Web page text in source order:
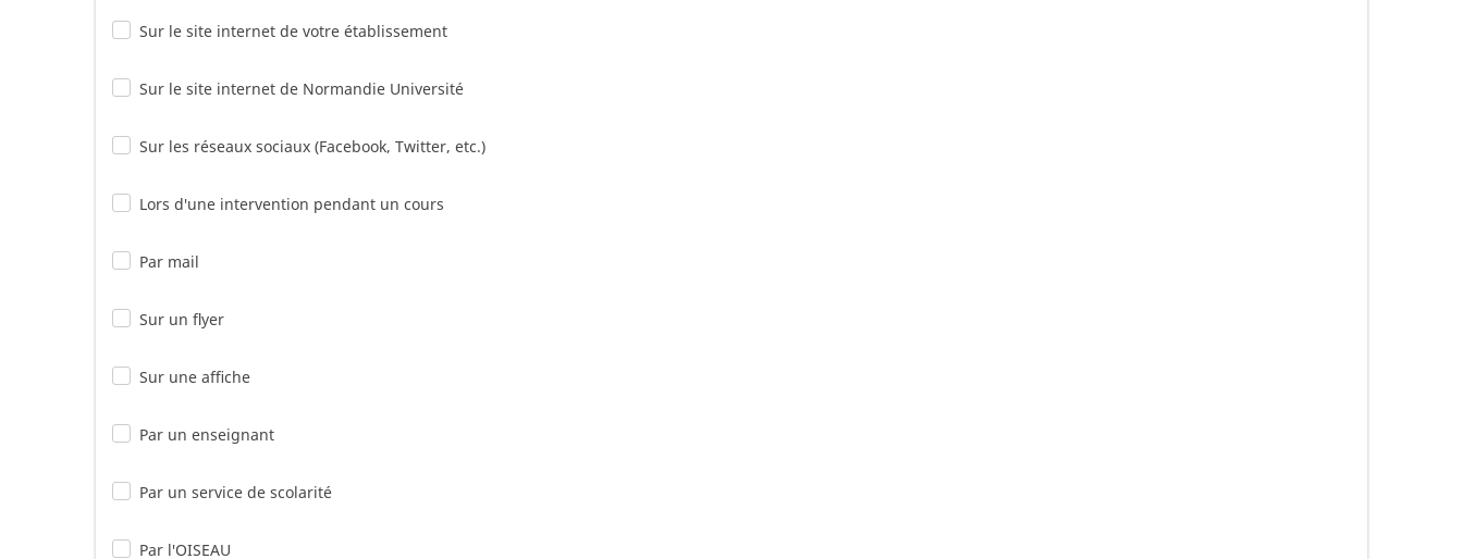
Sur le site internet de votre établissement
Sur le site internet de Normandie Université
Sur les réseaux sociaux (Facebook, Twitter, etc.)
Lors d'une intervention pendant un cours
Par mail
Sur un flyer
Sur une affiche
Par un enseignant
Par un service de scolarité
Par l'OISEAU